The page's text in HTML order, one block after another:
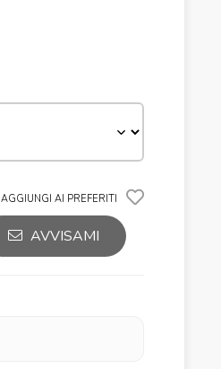
AGGIUNGI AI PREFERITI
AVVISAMI